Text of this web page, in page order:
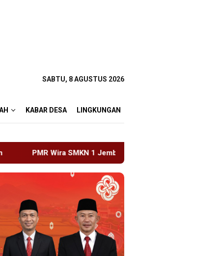
SABTU, 8 AGUSTUS 2026
KABAR DESA LINGKUNGAN
Jember Gelar ABHINAYA 2026, Ajang Bergengsi Cetak